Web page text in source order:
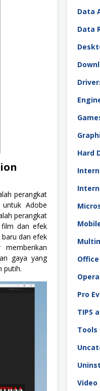
perangkat
Adobe
perangkat
film dan efek
dan efek
gaya yang
putih.
Data
Data
Hard
Office
Pro
TIPS
Video